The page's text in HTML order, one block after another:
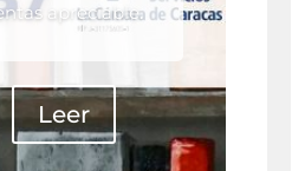
apreciable.
Leer